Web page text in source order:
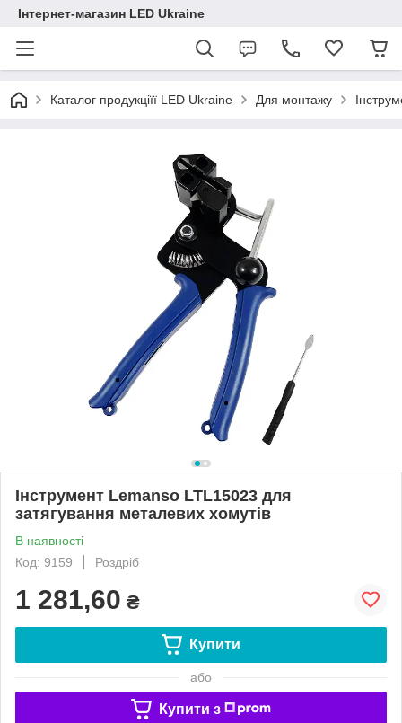
Інтернет-магазин LED Ukraine
Каталог продукціїї LED Ukraine Для монтажу
Інструмент Lemanso LTL15023 для
затягування металевих хомутів
В наявності
Код: 9159
Роздріб
1 281,60 ₴
Купити
або
Купити з